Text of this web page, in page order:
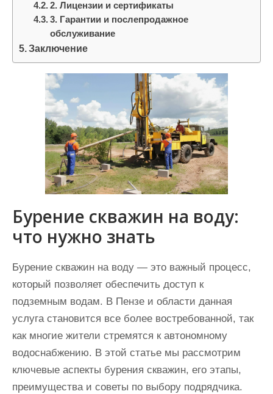
2. Лицензии и сертификаты
3. Гарантии и послепродажное
обслуживание
Заключение
Бурение скважин на воду:
что нужно знать
Бурение скважин на воду — это важный процесс,
который позволяет обеспечить доступ к
подземным водам. В Пензе и области данная
услуга становится все более востребованной, так
как многие жители стремятся к автономному
водоснабжению. В этой статье мы рассмотрим
ключевые аспекты бурения скважин, его этапы,
преимущества и советы по выбору подрядчика.